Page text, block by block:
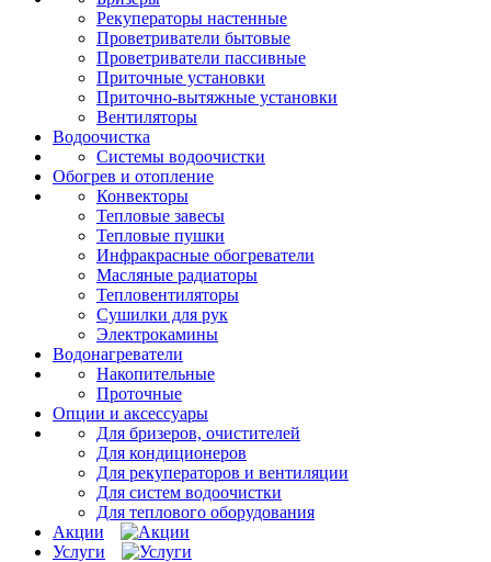
Рекуператоры настенные
Проветриватели бытовые
Проветриватели пассивные
Приточные установки
Приточно-вытяжные установки
Вентиляторы
Водоочистка
Системы водоочистки
Обогрев и отопление
Конвекторы
Тепловые завесы
Тепловые пушки
Инфракрасные обогреватели
Масляные радиаторы
Тепловентиляторы
Сушилки для рук
Электрокамины
Водонагреватели
Накопительные
Проточные
Опции и аксессуары
Для бризеров, очистителей
Для кондиционеров
Для рекуператоров и вентиляции
Для систем водоочистки
Для теплового оборудования
Акции
Услуги